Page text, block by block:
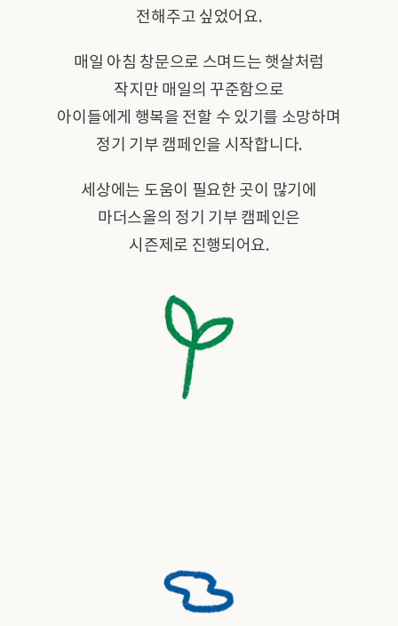
전해주고 싶었어요.
매일 아침 창문으로 스며드는 햇살처럼
작지만 매일의 꾸준함으로
아이들에게 행복을 전할 수 있기를 소망하며
정기 기부 캠페인을 시작합니다.
세상에는 도움이 필요한 곳이 많기에
마더스올의 정기 기부 캠페인은
시즌제로 진행되어요.